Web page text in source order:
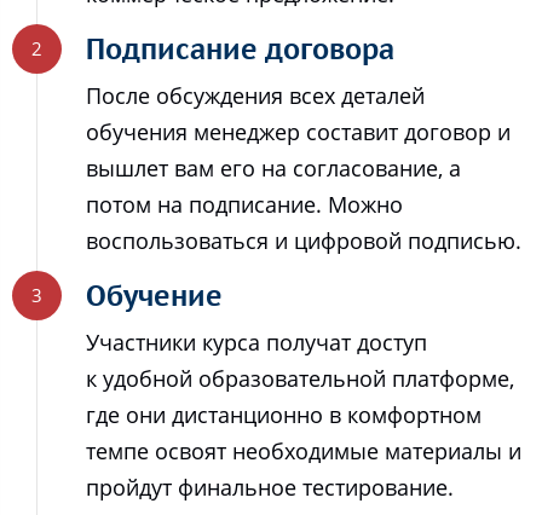
Подписание договора
После обсуждения всех деталей
обучения менеджер составит договор и
вышлет вам его на согласование, а
потом на подписание. Можно
воспользоваться и цифровой подписью.
Обучение
Участники курса получат доступ
к удобной образовательной платформе,
где они дистанционно в комфортном
темпе освоят необходимые материалы и
пройдут финальное тестирование.